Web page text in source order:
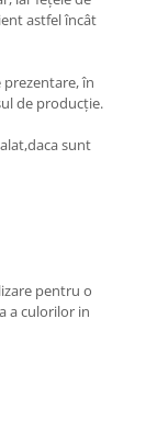
astfel încât
în
de producție.
sunt
pentru o
a culorilor in